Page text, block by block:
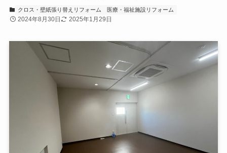
クロス・壁紙張り替えリフォーム 医療・福祉施設リフォーム
2024年8月30日 2025年1月29日